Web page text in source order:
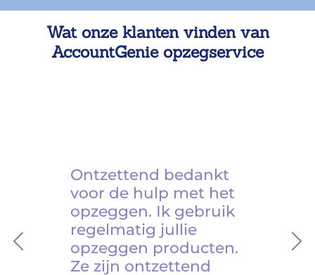
Wat onze klanten vinden van
AccountGenie opzegservice
Previous
Ontzettend bedankt
voor de hulp met het
opzeggen. Ik gebruik
regelmatig jullie
opzeggen producten.
Ze zijn ontzettend